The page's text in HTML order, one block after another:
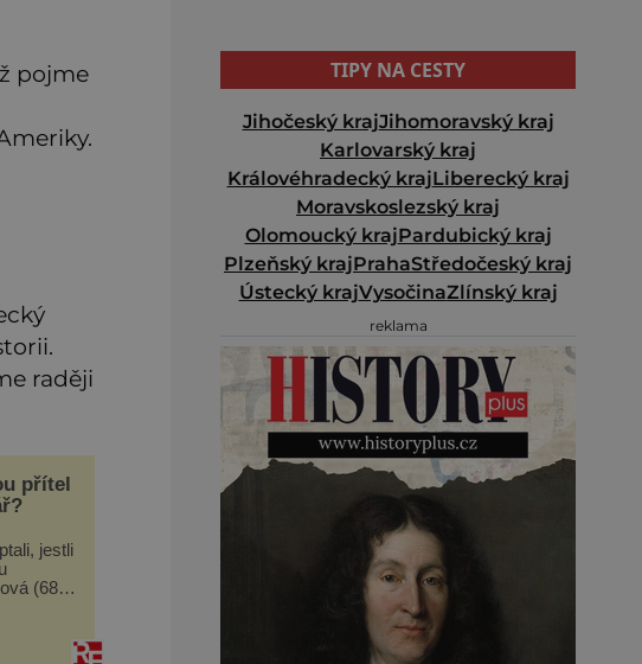
pojme
raději
přítel
jestli
(68)
od
TIPY NA CESTY
Jihočeský krajJihomoravský kraj
Karlovarský kraj
Královéhradecký krajLiberecký kraj
Moravskoslezský kraj
Olomoucký krajPardubický kraj
Plzeňský krajPrahaStředočeský kraj
Ústecký krajVysočinaZlínský kraj
reklama